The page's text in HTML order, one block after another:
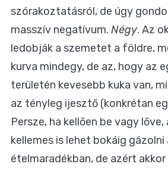
szórakoztatásról, de úgy
masszív negatívum. Négy. Az
ledobják a szemetet a földre,
kurva mindegy, de az, hogy az
területén kevesebb kuka van,
az tényleg ijesztő (konkrétan
Persze, ha kellően be vagy lőve,
kellemes is lehet bokáig gázolni
ételmaradékban, de azért akkor